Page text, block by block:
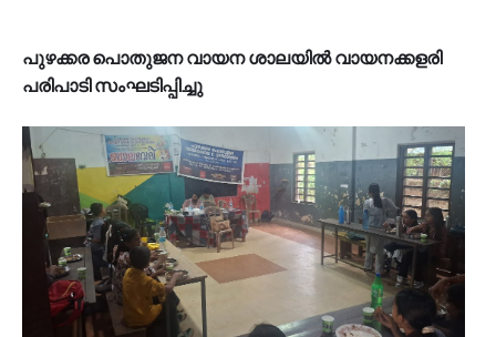
പുഴക്കര പൊതുജന വായന ശാലയിൽ വായനക്കളരി
പരിപാടി സംഘടിപ്പിച്ചു